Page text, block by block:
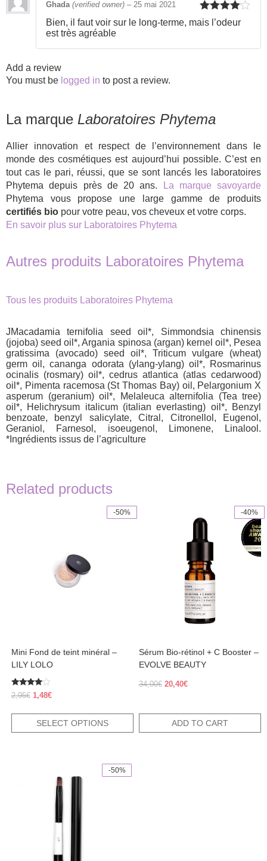
Rated4
out of 5
Ghada (verified owner) – 25 mai 2021
Bien, il faut voir sur le long-terme, mais l’odeur
est très agréable
Add a review
You must be logged in to post a review.
La marque Laboratoires Phytema
Allier innovation et respect de l’environnement dans le
monde des cosmétiques est aujourd’hui possible. C’est en
tout cas le pari, réussi, que se sont lancés les laboratoires
Phytema depuis près de 20 ans.
La marque savoyarde
Phytema vous propose une large gamme de produits
certifiés bio pour votre peau, vos cheveux et votre corps.
En savoir plus sur Laboratoires Phytema
Autres produits Laboratoires Phytema
Tous les produits Laboratoires Phytema
JMacadamia ternifolia seed oil*, Simmondsia chinensis
(jojoba) seed oil*, Argania spinosa (argan) kernel oil*, Pesea
gratissima (avocado) seed oil*, Triticum vulgare (wheat)
germ oil, cananga odorata (ylang-ylang) oil*, Rosmarinus
ocinalis (rosmary) oil*, cedrus atlantica (atlas cedarwood)
oil*, Pimenta racemosa (St Thomas Bay) oil, Pelargonium X
asperum (geranium) oil*, Melaleuca alternifolia (Tea tree)
oil*, Helichrysum italicum (italian everlasting) oil*, Benzyl
benzoate, benzyl salicylate, Citral, Citronellol, Eugenol,
Geraniol, Farnesol, isoeugenol, Limonene, Linalool.
*Ingrédients issus de l’agriculture
Related products
-50%
Mini Fond de teint minéral –
LILY LOLO
Rated
3.80
2,95€ Original
2,95€.
1,48€Current
1,48€.
SELECT OPTIONS
page
-40%
Sérum Bio-rétinol + C Booster –
EVOLVE BEAUTY
34,00€ Original
20,40€Current
ADD TO CART
-50%